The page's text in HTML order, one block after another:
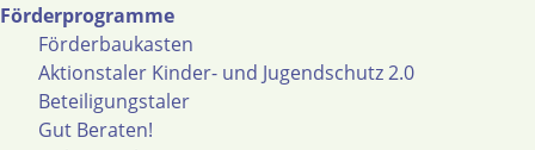
Förderprogramme
Förderbaukasten
Aktionstaler Kinder- und Jugendschutz 2.0
Beteiligungstaler
Gut Beraten!